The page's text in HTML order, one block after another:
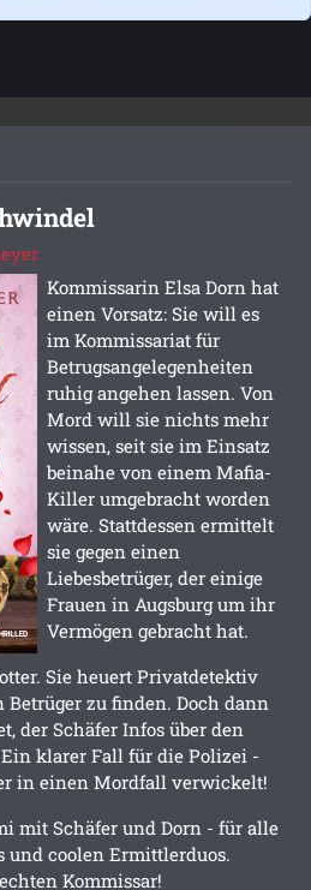
Kommissarin Elsa Dorn hat
einen Vorsatz: Sie will es
im Kommissariat für
Betrugsangelegenheiten
ruhig angehen lassen. Von
Mord will sie nichts mehr
wissen, seit sie im Einsatz
beinahe von einem Mafia-
Killer umgebracht worden
wäre. Stattdessen ermittelt
sie gegen einen
Liebesbetrüger, der einige
Frauen in Augsburg um ihr
Vermögen gebracht hat.
Sie heuert Privatdetektiv
Betrüger zu finden. Doch dann
der Schäfer Infos über den
klarer Fall für die Polizei -
in einen Mordfall verwickelt!
mit Schäfer und Dorn - für alle
und coolen Ermittlerduos.
Kommissar!